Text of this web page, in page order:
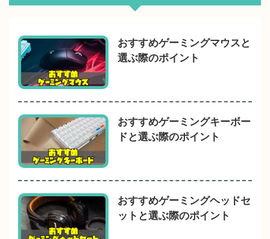
おすすめゲーミングマウスと
選ぶ際のポイント
おすすめゲーミングキーボー
ドと選ぶ際のポイント
おすすめゲーミングヘッドセ
ットと選ぶ際のポイント